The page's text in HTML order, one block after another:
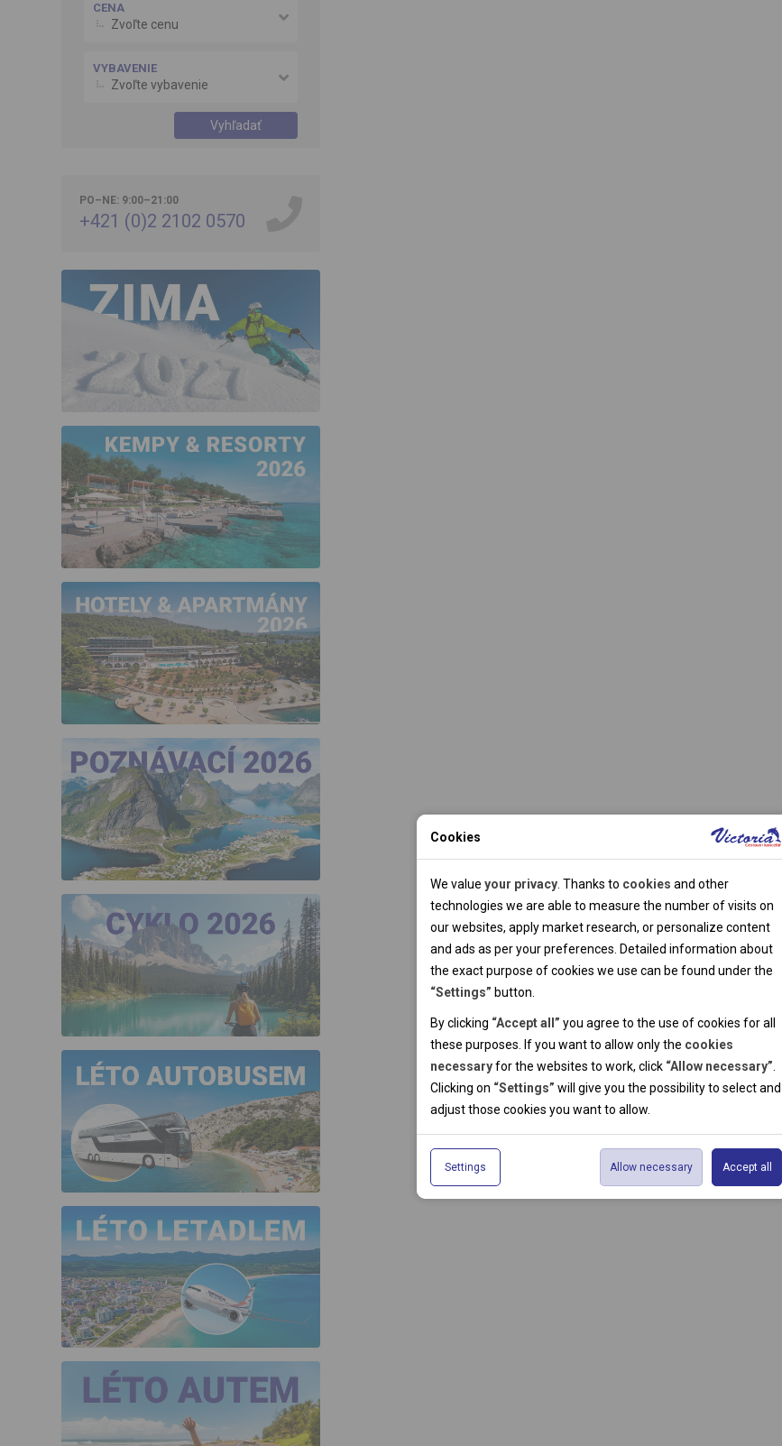
CENA
Zvoľte cenu
VYBAVENIE
Zvoľte vybavenie
Vyhľadať
PO–NE: 9:00–21:00
+421 (0)2 2102 0570
Cookies
We value your privacy . Thanks to cookies and other
technologies we are able to measure the number of visits on
our websites, apply market research, or personalize content
and ads as per your preferences. Detailed information about
the exact purpose of cookies we use can be found under the
“Settings” button.
By clicking “Accept all” you agree to the use of cookies for all
these purposes. If you want to allow only the cookies
necessaryfor the websites to work, click “Allow necessary”
Clicking on “Settings” will give you the possibility to select and
adjust those cookies you want to allow.
Settings Accept all
Allow necessary
Technical cookies help the websites to work properly by
allowing basic functionalities like navigation and access to the
secured sections of the websites. The websites cannot work
properly without these cookies.
Analytical cookies
Thanks to the analytical cookies we are able to measure visits
of the websites, sources of visits, ads performance and their
reach. Data collected this way is processed anonymously
without any link to a specific user. Without your consent for
our use of analytical cookies, we are not able to analyze and
optimize the websites' performance.
Personal cookies
Personal cookies allow us adjust the websites' content per
your specific needs and preferencies. Denying the use of
personal cookies may lead to displaying information of no use
for the particular user, and irrelevant offers or
recommendations.
Marketing cookies
The use of marketing cookies facilitate displaying of relevant
advertisements by either us or a third party on our or third
party websites. Theese type of cookies helps us to create